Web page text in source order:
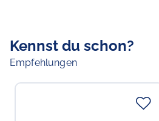
Kennst du schon?
Empfehlungen